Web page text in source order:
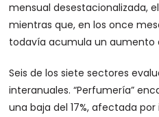
mensual desestacionalizada,
mientras que, en los once
todavía acumula un aumento
Seis de los siete sectores
interanuales. “Perfumería”
una baja del 17%, afectada